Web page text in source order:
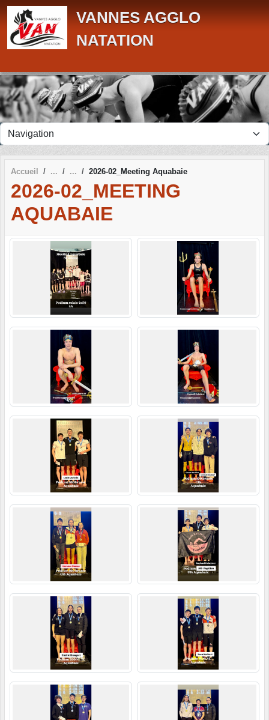
VANNES AGGLO
NATATION
Accueil 2026-02_Meeting Aquabaie
2026-02_MEETING
AQUABAIE
Panneau de gestion des cookies